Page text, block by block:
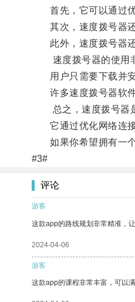
首先，它可以通过优
其次，速度拨号器还
此外，速度拨号器还
速度拨号器的使用非
用户只需要下载并安
许多速度拨号器软件
总之，速度拨号器是
它通过优化网络连接
如果你希望拥有一个
#3#
评论
游客
这款app的路线规划非常精准，
2024-04-06
游客
这款app的课程非常丰富，可以